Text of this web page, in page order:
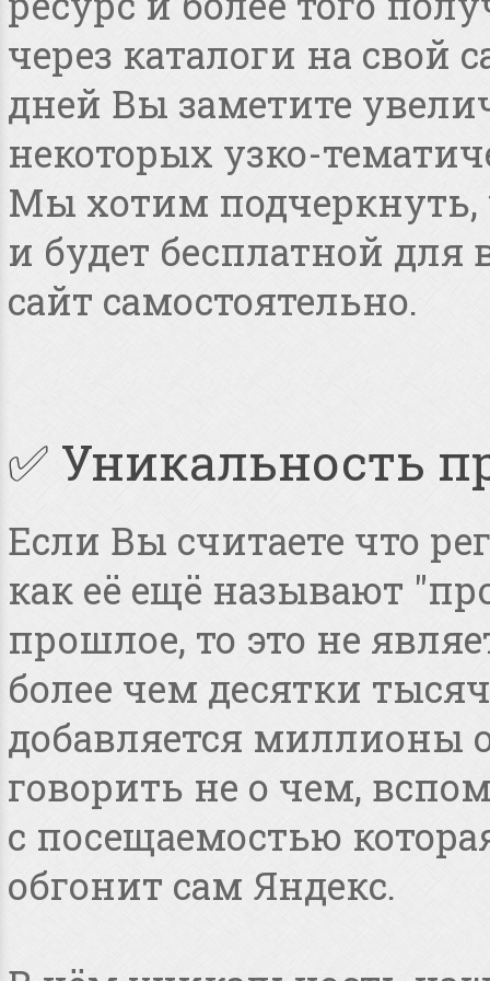
через каталоги на свой
дней Вы заметите
некоторых узко-
Мы хотим подчеркнуть,
и будет бесплатной
сайт самостоятельно.
✅ Уникальность
Если Вы считаете что
как её ещё называют
прошлое, то это не
более чем десятки
добавляется миллионы
говорить не о чем,
с посещаемостью
обгонит сам Яндекс.